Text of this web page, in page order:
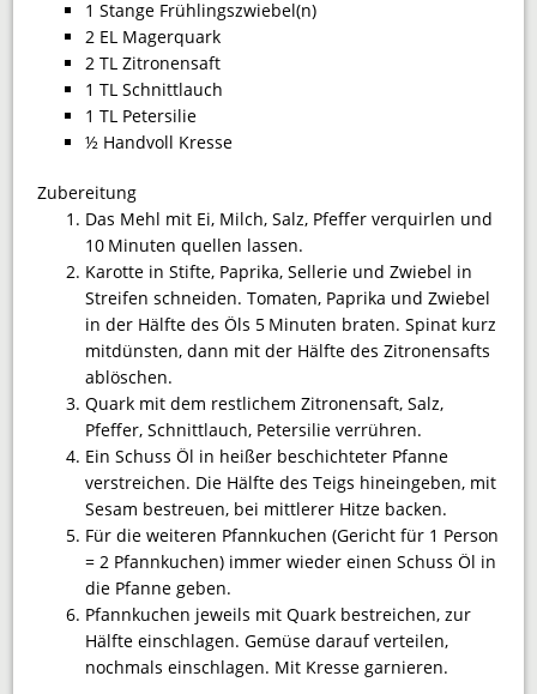
1 Stange Frühlingszwiebel(n)
2 EL Magerquark
2 TL Zitronensaft
1 TL Schnittlauch
1 TL Petersilie
½ Handvoll Kresse
Zubereitung
Das Mehl mit Ei, Milch, Salz, Pfeffer verquirlen und
10 Minuten quellen lassen.
Karotte in Stifte, Paprika, Sellerie und Zwiebel in
Streifen schneiden. Tomaten, Paprika und Zwiebel
in der Hälfte des Öls 5 Minuten braten. Spinat kurz
mitdünsten, dann mit der Hälfte des Zitronensafts
ablöschen.
Quark mit dem restlichem Zitronensaft, Salz,
Pfeffer, Schnittlauch, Petersilie verrühren.
Ein Schuss Öl in heißer beschichteter Pfanne
verstreichen. Die Hälfte des Teigs hineingeben, mit
Sesam bestreuen, bei mittlerer Hitze backen.
Für die weiteren Pfannkuchen (Gericht für 1 Person
= 2 Pfannkuchen) immer wieder einen Schuss Öl in
die Pfanne geben.
Pfannkuchen jeweils mit Quark bestreichen, zur
Hälfte einschlagen. Gemüse darauf verteilen,
nochmals einschlagen. Mit Kresse garnieren.